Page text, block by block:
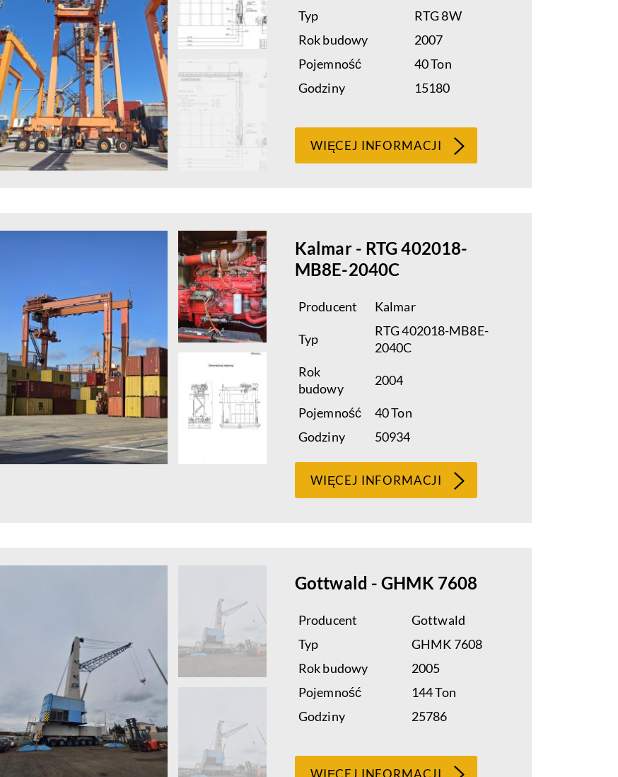
Typ
RTG 8W
Rok budowy
2007
Pojemność
40 Ton
Godziny
15180
WIĘCEJ INFORMACJI
Kalmar - RTG 402018-
MB8E-2040C
Producent Kalmar
Typ
RTG 402018-MB8E-
2040C
Rok
budowy
2004
Pojemność
40 Ton
Godziny
50934
WIĘCEJ INFORMACJI
Gottwald - GHMK 7608
Producent
Gottwald
Typ
GHMK 7608
Rok budowy
2005
Pojemność
144 Ton
Godziny
25786
WIĘCEJ INFORMACJI